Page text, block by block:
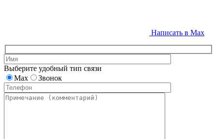
Написать в Max
Выберите удобный тип связи
Max
Звонок